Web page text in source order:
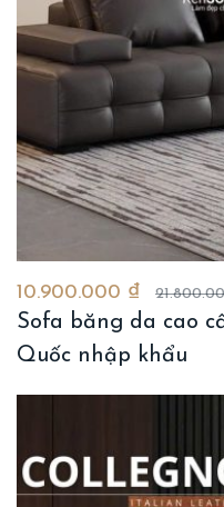
10.900.000 ₫
Sofa băng da cao
Quốc nhập khẩu